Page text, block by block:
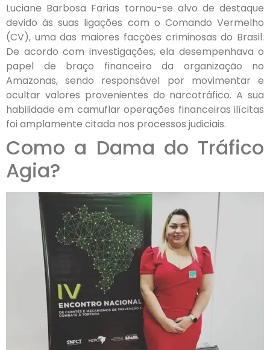
Luciane Barbosa Farias tornou-se alvo de destaque
devido às suas ligações com o Comando Vermelho
(CV), uma das maiores facções criminosas do Brasil.
De acordo com investigações, ela desempenhava o
papel de braço financeiro da organização no
Amazonas, sendo responsável por movimentar e
ocultar valores provenientes do narcotráfico. A sua
habilidade em camuflar operações financeiras ilícitas
foi amplamente citada nos processos judiciais.
Como a Dama do Tráfico
Agia?